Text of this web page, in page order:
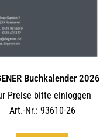
Buchkalender 2026
Preise bitte einloggen
Art.-Nr.: 93610-26